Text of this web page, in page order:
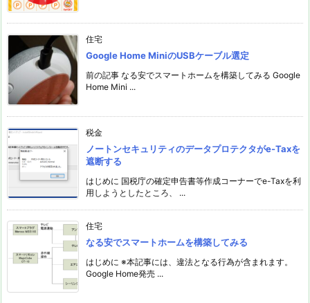
住宅
Google Home MiniのUSBケーブル選定
前の記事 なる安でスマートホームを構築してみる Google
Home Mini ...
税金
ノートンセキュリティのデータプロテクタがe-Taxを
遮断する
はじめに 国税庁の確定申告書等作成コーナーでe-Taxを利
用しようとしたところ、 ...
住宅
なる安でスマートホームを構築してみる
はじめに ※本記事には、違法となる行為が含まれます。
Google Home発売 ...